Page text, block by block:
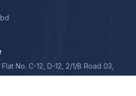
No. C-12, D-12, 2/1/B Road 03,